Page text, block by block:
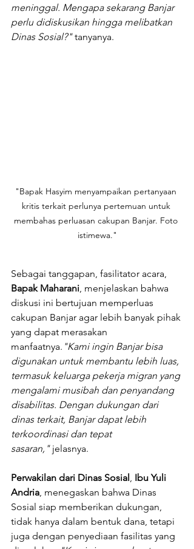
meninggal. Mengapa sekarang Banjar
perlu didiskusikan hingga melibatkan
Dinas Sosial?" tanyanya.
"Bapak Hasyim menyampaikan pertanyaan
kritis terkait perlunya pertemuan untuk
membahas perluasan cakupan Banjar. Foto
istimewa."
Sebagai tanggapan, fasilitator acara,
Bapak Maharani , menjelaskan bahwa
diskusi ini bertujuan memperluas
cakupan Banjar agar lebih banyak pihak
yang dapat merasakan
manfaatnya. "Kami ingin Banjar bisa
digunakan untuk membantu lebih luas,
termasuk keluarga pekerja migran yang
mengalami musibah dan penyandang
disabilitas. Dengan dukungan dari
dinas terkait, Banjar dapat lebih
terkoordinasi dan tepat
sasaran," jelasnya.
Perwakilan dari Dinas Sosial Ibu Yuli
Andria , menegaskan bahwa Dinas
Sosial siap memberikan dukungan,
tidak hanya dalam bentuk dana, tetapi
juga dengan penyediaan fasilitas yang